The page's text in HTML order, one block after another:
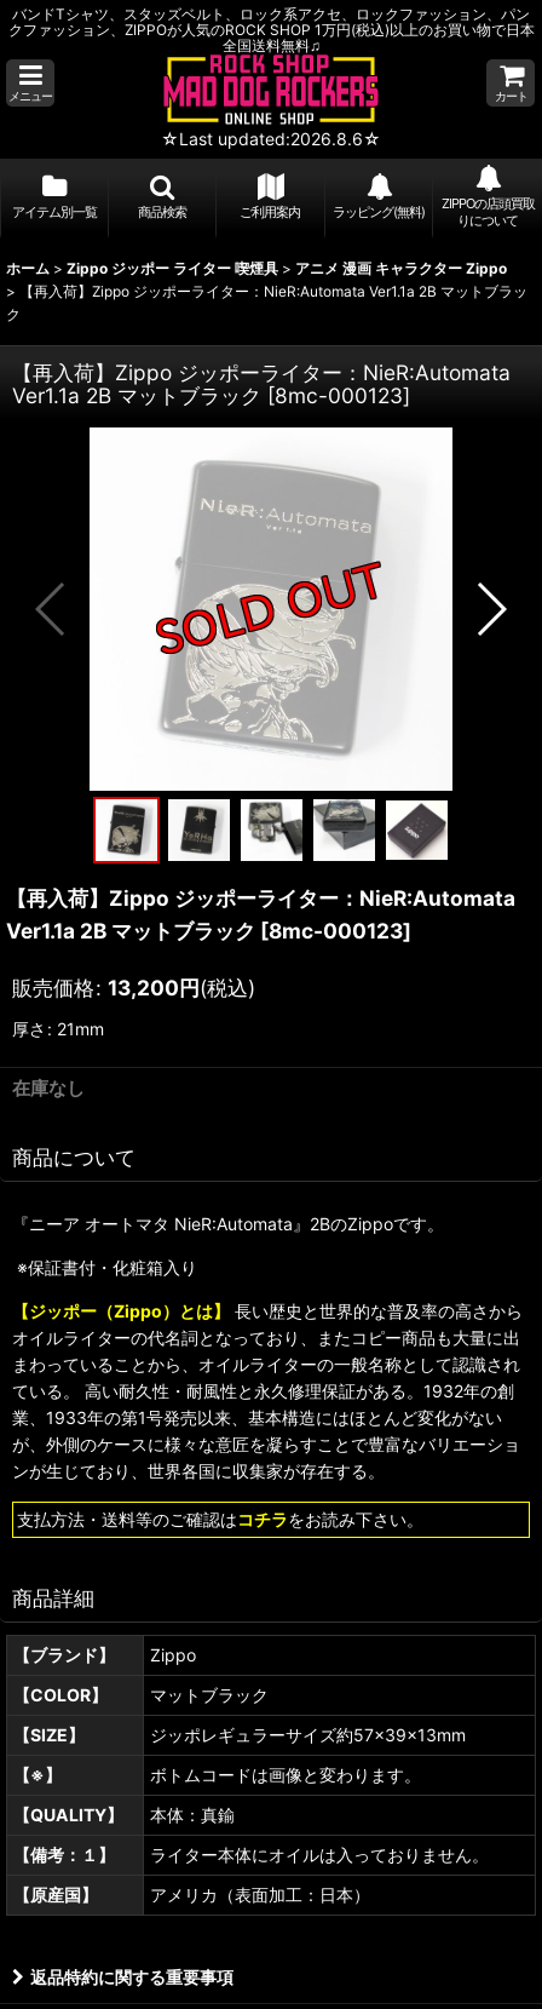
バンドTシャツ、スタッズベルト、ロック系アクセ、ロックファッション、パン
クファッション、ZIPPOが人気のROCK SHOP 1万円(税込)以上のお買い物で日本
全国送料無料♫
メニュー
☆Last updated:2026.8.6☆
カート
アイテム別一覧 商品検索 ご利用案内 ラッピング(無料)
ZIPPOの店頭買取
りについて
ホーム > Zippo ジッポー ライター 喫煙具 > アニメ 漫画 キャラクター Zippo
>
【再入荷】Zippo ジッポーライター：NieR:Automata Ver1.1a 2B マットブラッ
ク
【再入荷】Zippo ジッポーライター：NieR:Automata
Ver1.1a 2B マットブラック [8mc-000123]
【再入荷】Zippo ジッポーライター：NieR:Automata
Ver1.1a 2B マットブラック [8mc-000123]
販売価格: 13,200円(税込)
厚さ : 21mm
在庫なし
商品について
『ニーア オートマタ NieR:Automata』2BのZippoです。
※保証書付・化粧箱入り
【ジッポー（Zippo）とは】
長い歴史と世界的な普及率の高さから
オイルライターの代名詞となっており、またコピー商品も大量に出
まわっていることから、オイルライターの一般名称として認識され
ている。 高い耐久性・耐風性と永久修理保証がある。1932年の創
業、1933年の第1号発売以来、基本構造にはほとんど変化がない
が、外側のケースに様々な意匠を凝らすことで豊富なバリエーショ
ンが生じており、世界各国に収集家が存在する。
支払方法・送料等のご確認はコチラをお読み下さい。
商品詳細
【ブランド】
Zippo
【COLOR】
マットブラック
【SIZE】
ジッポレギュラーサイズ約57×39×13mm
【※】
ボトムコードは画像と変わります。
【QUALITY】
本体：真鍮
【備考：１】
ライター本体にオイルは入っておりません。
【原産国】
アメリカ（表面加工：日本）
返品特約に関する重要事項